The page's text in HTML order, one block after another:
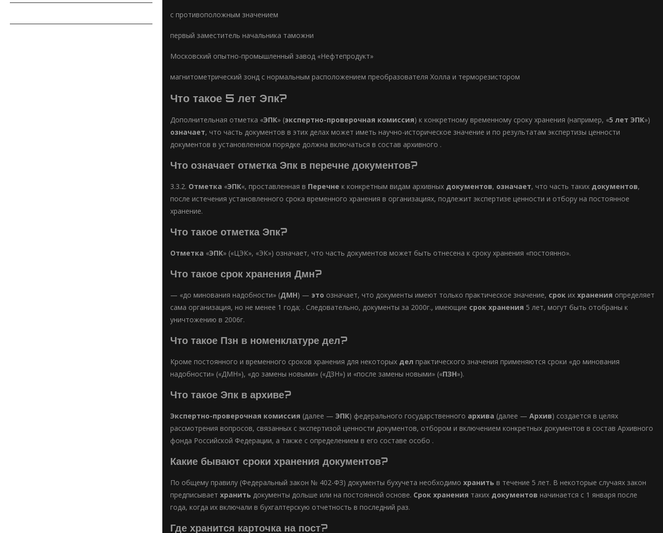
с противоположным значением
первый заместитель начальника таможни
Московский опытно-промышленный завод «Нефтепродукт»
магнитометрический зонд с нормальным расположением преобразователя Холла и терморезистором
Что такое 5 лет Эпк?
Дополнительная отметка «ЭПК» (экспертно-проверочная комиссия) к конкретному временному сроку хранения (например, «5 лет ЭПК»)
означает, что часть документов в этих делах может иметь научно-историческое значение и по результатам экспертизы ценности
документов в установленном порядке должна включаться в состав архивного .
Что означает отметка Эпк в перечне документов?
3.3.2. Отметка «ЭПК«, проставленная в Перечне к конкретным видам архивных документов, означает, что часть таких документов,
после истечения установленного срока временного хранения в организациях, подлежит экспертизе ценности и отбору на постоянное
хранение.
Что такое отметка Эпк?
Отметка «ЭПК» («ЦЭК», «ЭК») означает, что часть документов может быть отнесена к сроку хранения «постоянно».
Что такое срок хранения Дмн?
— «до минования надобности» (ДМН) — это означает, что документы имеют только практическое значение, срок их хранения определяет
сама организация, но не менее 1 года; . Следовательно, документы за 2000г., имеющие срок хранения 5 лет, могут быть отобраны к
уничтожению в 2006г.
Что такое Пзн в номенклатуре дел?
Кроме постоянного и временного сроков хранения для некоторых дел практического значения применяются сроки «до минования
надобности» («ДМН»), «до замены новыми» («ДЗН») и «после замены новыми» («ПЗН»).
Что такое Эпк в архиве?
Экспертно-проверочная комиссия (далее — ЭПК) федерального государственного архива (далее — Архив) создается в целях
рассмотрения вопросов, связанных с экспертизой ценности документов, отбором и включением конкретных документов в состав Архивного
фонда Российской Федерации, а также с определением в его составе особо .
Какие бывают сроки хранения документов?
По общему правилу (Федеральный закон № 402-ФЗ) документы бухучета необходимо хранить в течение 5 лет. В некоторые случаях закон
предписывает хранить документы дольше или на постоянной основе. Срок хранения таких документов начинается с 1 января после
года, когда их включали в бухгалтерскую отчетность в последний раз.
Где хранится карточка на пост?